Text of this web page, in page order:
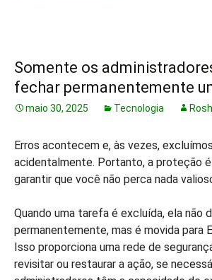
Somente os
fechar permanentemente
maio 30, 2025 Tecnologia
Erros acontecem e, às vezes,
acidentalmente. Portanto, a proteção
garantir que você não perca nada
Quando uma tarefa é excluída, ela não
permanentemente, mas é movida para
Isso proporciona uma rede de
revisitar ou restaurar a ação, se